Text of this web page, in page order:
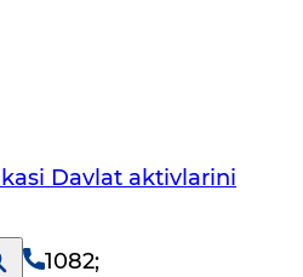
Davlat aktivlarini
1082;